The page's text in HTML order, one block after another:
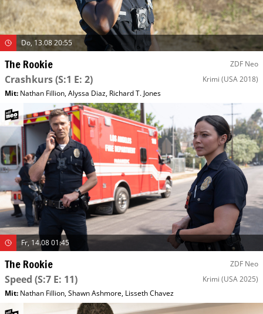
Do, 13.08 20:55
The Rookie ZDF Neo
Crashkurs(S:1 E: 2) Krimi (USA 2018)
Mit: Nathan Fillion,Alyssa Diaz, Richard T. Jones
Fr, 14.08 01:45
The Rookie ZDF Neo
Speed (S:7 E: 11) Krimi (USA 2025)
Mit: Nathan Fillion,Shawn Ashmore, Lisseth Chavez